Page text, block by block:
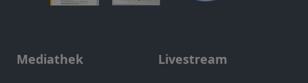
Mediathek Livestream